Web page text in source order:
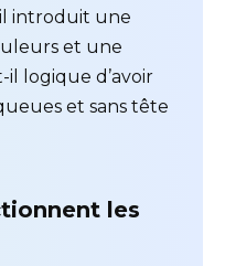
il introduit une
et une
il logique d’avoir
et sans tête
les